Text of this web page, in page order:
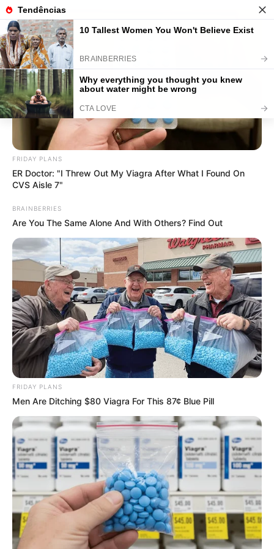
Biscuit é um Bom Negócio para
Ganhar Dinheiro com Artesanato?
FRIDAY PLANS
ER Doctor: "I Threw Out My Viagra After What I Found On
CVS Aisle 7"
BRAINBERRIES
Are You The Same Alone And With Others? Find Out
FRIDAY PLANS
Men Are Ditching $80 Viagra For This 87¢ Blue Pill
Save